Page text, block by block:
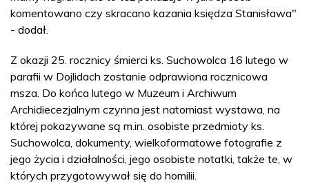
komentowano czy skracano kazania księdza Stanisława"
- dodał.
Z okazji 25. rocznicy śmierci ks. Suchowolca 16 lutego w
parafii w Dojlidach zostanie odprawiona rocznicowa
msza. Do końca lutego w Muzeum i Archiwum
Archidiecezjalnym czynna jest natomiast wystawa, na
której pokazywane są m.in. osobiste przedmioty ks.
Suchowolca, dokumenty, wielkoformatowe fotografie z
jego życia i działalności, jego osobiste notatki, także te, w
których przygotowywał się do homilii.